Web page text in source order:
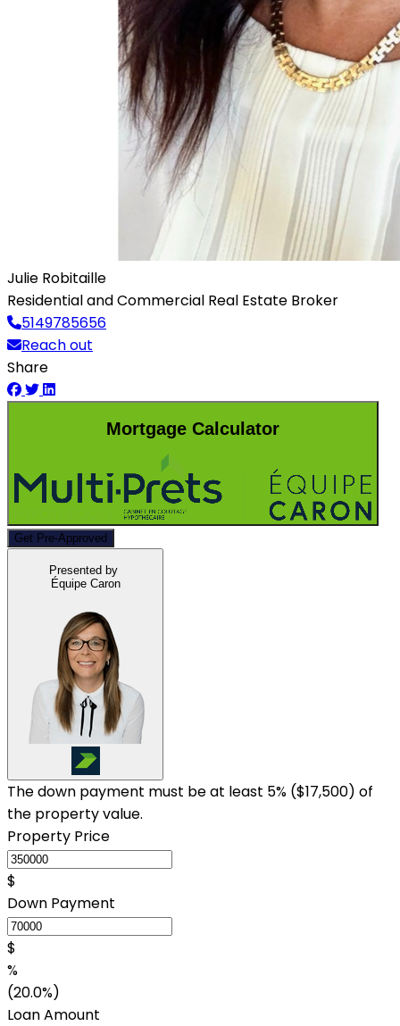
Julie Robitaille
Residential and Commercial Real Estate Broker
5149785656
Reach out
Share
Mortgage Calculator
Get Pre-Approved
Presented by
Équipe Caron
The down payment must be at least 5% ($17,500) of
the property value.
Property Price
$
Down Payment
$
%
(20.0%)
Loan Amount